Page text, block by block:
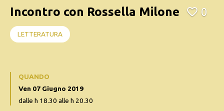
Incontro con Rossella Milone 0
LETTERATURA
QUANDO
Ven 07 Giugno 2019
dalle h 18.30 alle h 20.30